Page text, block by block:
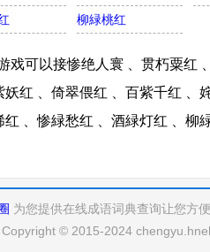
柳緑桃红
戏可以接惨绝人寰 、贯朽粟红
红 、倚翠偎红 、百紫千红 、
、惨緑愁红 、酒緑灯红 、柳
为您提供在线成语词典查询让您方
Copyright © 2015-2024